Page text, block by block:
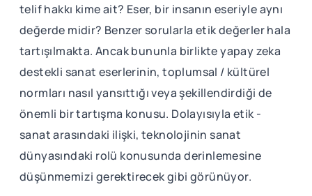
telif hakkı kime ait? Eser, bir insanın eseriyle aynı
değerde midir? Benzer sorularla etik değerler hala
tartışılmakta. Ancak bununla birlikte yapay zeka
destekli sanat eserlerinin, toplumsal / kültürel
normları nasıl yansıttığı veya şekillendirdiği de
önemli bir tartışma konusu. Dolayısıyla etik -
sanat arasındaki ilişki, teknolojinin sanat
dünyasındaki rolü konusunda derinlemesine
düşünmemizi gerektirecek gibi görünüyor.